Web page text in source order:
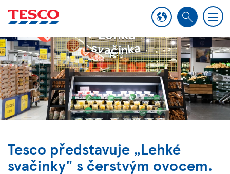
S
a
r
c
h
M
e
n
u
Tesco představuje „Lehké
svačinky" s čerstvým ovocem.